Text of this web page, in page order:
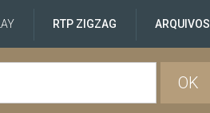
RTP ZIGZAG ARQUIVOS
OK